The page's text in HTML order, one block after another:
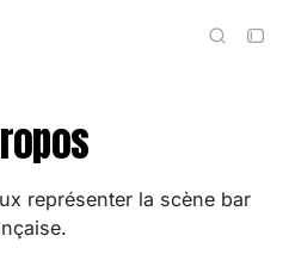
représenter la scène bar